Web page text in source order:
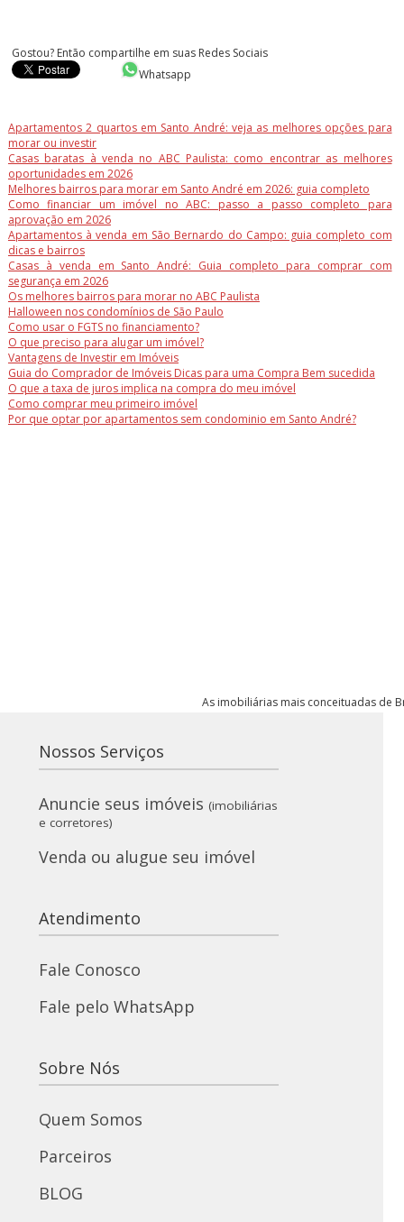
Gostou? Então compartilhe em suas Redes Sociais
Whatsapp
Apartamentos 2 quartos em Santo André: veja as melhores opções para
morar ou investir
Casas baratas à venda no ABC Paulista: como encontrar as melhores
oportunidades em 2026
Melhores bairros para morar em Santo André em 2026: guia completo
Como financiar um imóvel no ABC: passo a passo completo para
aprovação em 2026
Apartamentos à venda em São Bernardo do Campo: guia completo com
dicas e bairros
Casas à venda em Santo André: Guia completo para comprar com
segurança em 2026
Os melhores bairros para morar no ABC Paulista
Halloween nos condomínios de São Paulo
Como usar o FGTS no financiamento?
O que preciso para alugar um imóvel?
Vantagens de Investir em Imóveis
Guia do Comprador de Imóveis Dicas para uma Compra Bem sucedida
O que a taxa de juros implica na compra do meu imóvel
Como comprar meu primeiro imóvel
Por que optar por apartamentos sem condominio em Santo André?
As imobiliárias mais conceituadas de
Nossos Serviços
Anuncie seus imóveis (imobiliárias
e corretores)
Venda ou alugue seu imóvel
Atendimento
Fale Conosco
Fale pelo WhatsApp
Sobre Nós
Quem Somos
Parceiros
BLOG